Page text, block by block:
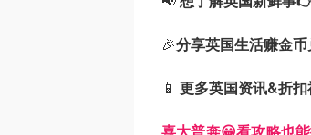
🎉分享英国生活赚金币
📱 更多英国资讯&折扣